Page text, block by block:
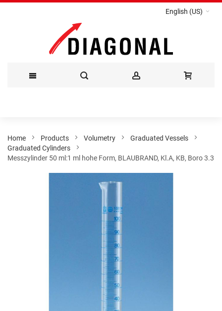
English (US)
Content
Home Products Volumetry
Graduated Vessels
Graduated Cylinders
Messzylinder 50 ml:1 ml hohe Form, BLAUBRAND, Kl.A, KB, Boro 3.3